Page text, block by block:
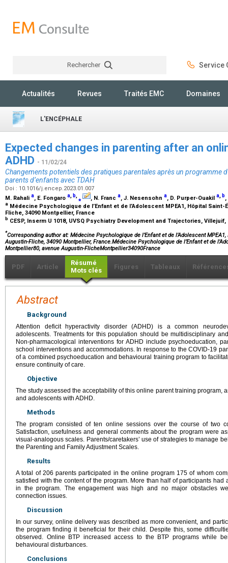
Rechercher Service
Actualités Revues Traités EMC Domaines
L'ENCÉPHALE
Expected changes in parenting after an
ADHD - 11/02/24
Changements potentiels des pratiques parentales après un programme
parents d’enfants avec TDAH
Doi : 10.1016/j.encep.2023.01.007
M. Rahali a, E. Fongaro a, b,⁎ , N. Franc a, J. Nesensohn a, D. Purper-Ouakil a, b
a Médecine Psychologique de l’Enfant et de l’Adolescent MPEA1, Hôpital
Fliche, 34090 Montpellier, France
b CESP, Inserm U 1018, UVSQ Psychiatry Development and Trajectories,
*Corresponding author at: Médecine Psychologique de l’Enfant et de l’Adolescent
Augustin-Fliche, 34090 Montpellier, France.Médecine Psychologique de l’Enfant et de
Montpellier80, avenue Augustin-FlicheMontpellier34090France
PDF Article
Résumé
Mots clés
Figures Tableaux
Abstract
Background
Attention deficit hyperactivity disorder (ADHD) is a common
adolescents. Treatments for this population should be multidisciplinary
Non-pharmacological interventions for ADHD include psychoeducation,
school interventions and accommodations. In response to the COVID-19
of a combined psychoeducation and behavioural training program to
ensure continuity of care.
Objective
The study assessed the acceptability of this online parent training program,
and adolescents with ADHD.
Methods
The program consisted of ten online sessions over the course of two
Satisfaction, usefulness and general comments about the program were
visual-analogous scales. Parents/caretakers’ use of strategies to manage
the Parenting and Family Adjustment Scales.
Results
A total of 206 parents participated in the online program 175 of whom
satisfied with the content of the program. More than half of participants
in the program. The engagement was high and no major obstacles
connection issues.
Discussion
In our survey, online delivery was described as more convenient, and
the program finding it beneficial for their child. Despite this, some
observed. Online BTP increased access to the BTP programs while
behavioural disturbances.
Conclusions